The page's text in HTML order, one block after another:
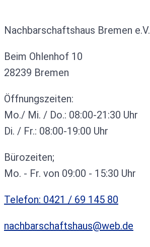
Nachbarschaftshaus Bremen e.V.
Beim Ohlenhof 10
28239 Bremen
Öffnungszeiten:
Mo./ Mi. / Do.: 08:00-21:30 Uhr
Di. / Fr.: 08:00-19:00 Uhr
Bürozeiten;
Mo. - Fr. von 09:00 - 15:30 Uhr
Telefon: 0421 / 69 145 80
nachbarschaftshaus@web.de